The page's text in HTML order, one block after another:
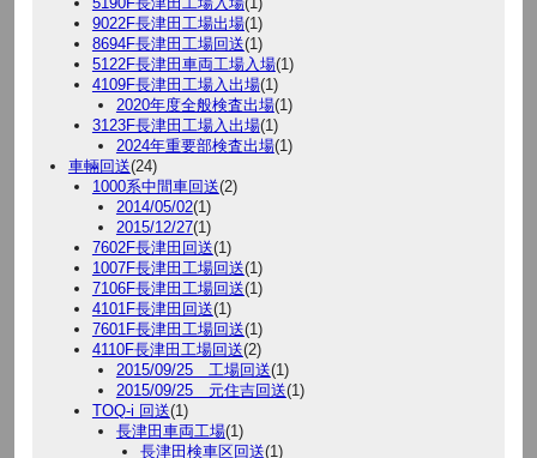
9022F長津田工場出場(1)
8694F長津田工場回送(1)
5122F長津田車両工場入場(1)
4109F長津田工場入出場(1)
2020年度全般検査出場(1)
3123F長津田工場入出場(1)
2024年重要部検査出場(1)
車輛回送(24)
1000系中間車回送(2)
2014/05/02(1)
2015/12/27(1)
7602F長津田回送(1)
1007F長津田工場回送(1)
7106F長津田工場回送(1)
4101F長津田回送(1)
7601F長津田工場回送(1)
4110F長津田工場回送(2)
2015/09/25 工場回送(1)
2015/09/25 元住吉回送(1)
TOQ-i 回送(1)
長津田車両工場(1)
長津田検車区回送(1)